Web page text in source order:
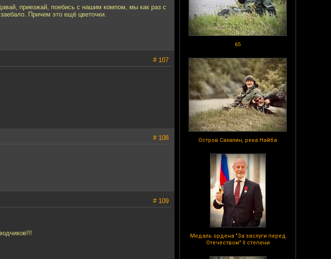
65
Остров Сахалин, река Найба
Медаль ордена "За заслуги перед
Отечеством" II степени
приезжай, поебись с нашим компом, мы как раз с
Причем это ещё цветочки.
# 107
# 108
# 109